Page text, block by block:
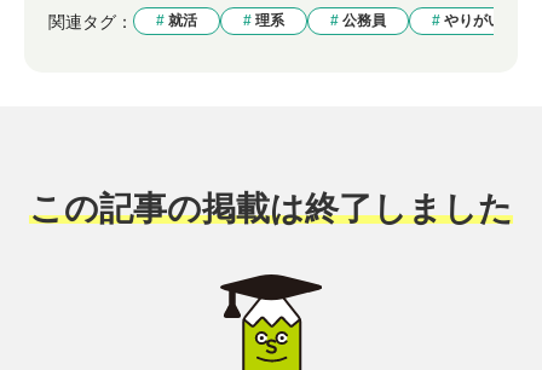
関連タグ： 就活 理系 公務員 やりがい
この記事の掲載は終了しました